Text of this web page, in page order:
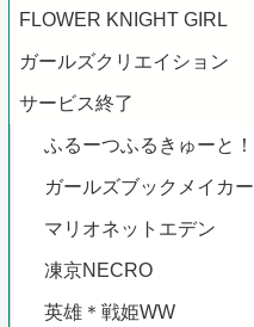
FLOWER KNIGHT GIRL
ガールズクリエイション
サービス終了
ふるーつふるきゅーと！
ガールズブックメイカー
マリオネットエデン
凍京NECRO
英雄＊戦姫WW